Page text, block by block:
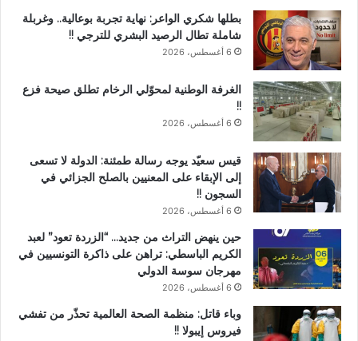
بطلها شكري الواعر: نهاية تجربة بوعالية.. وغربلة
شاملة تطال الرصيد البشري للترجي !!
6 أغسطس، 2026
الغرفة الوطنية لمحوّلي الرخام تطلق صيحة فزع
!!
6 أغسطس، 2026
قيس سعيّد يوجه رسالة طمئنة: الدولة لا تسعى
إلى الإبقاء على المعنيين بالصلح الجزائي في
السجون !!
6 أغسطس، 2026
حين ينهض التراث من جديد… “الزردة تعود” لعبد
الكريم الباسطي: تراهن على ذاكرة التونسيين في
مهرجان سوسة الدولي
6 أغسطس، 2026
وباء قاتل: منظمة الصحة العالمية تحذّر من تفشي
فيروس إيبولا !!